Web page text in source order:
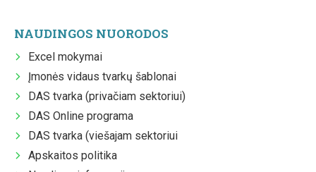
NAUDINGOS NUORODOS
Excel mokymai
Įmonės vidaus tvarkų šablonai
DAS tvarka (privačiam sektoriui)
DAS Online programa
DAS tvarka (viešajam sektoriui
Apskaitos politika